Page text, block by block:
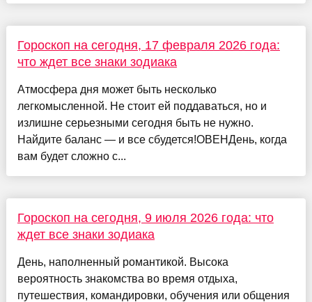
Гороскоп на сегодня, 17 февраля 2026 года:
что ждет все знаки зодиака
Атмосфера дня может быть несколько
легкомысленной. Не стоит ей поддаваться, но и
излишне серьезными сегодня быть не нужно.
Найдите баланс — и все сбудется!ОВЕНДень, когда
вам будет сложно с...
Гороскоп на сегодня, 9 июля 2026 года: что
ждет все знаки зодиака
День, наполненный романтикой. Высока
вероятность знакомства во время отдыха,
путешествия, командировки, обучения или общения